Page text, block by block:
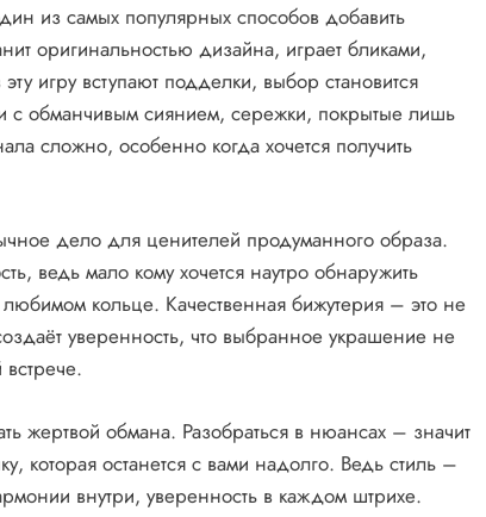
из самых популярных способов добавить
оригинальностью дизайна, играет бликами,
игру вступают подделки, выбор становится
с обманчивым сиянием, сережки, покрытые лишь
сложно, особенно когда хочется получить
дело для ценителей продуманного образа.
ведь мало кому хочется наутро обнаружить
кольце. Качественная бижутерия – это не
уверенность, что выбранное украшение не
жертвой обмана. Разобраться в нюансах – значит
которая останется с вами надолго. Ведь стиль –
внутри, уверенность в каждом штрихе.